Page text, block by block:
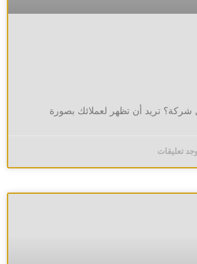
تريد أن تظهر لعملائك بصورة
تعليقات